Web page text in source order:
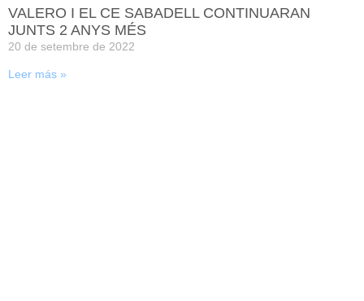
VALERO I EL CE SABADELL CONTINUARAN
JUNTS 2 ANYS MÉS
20 de setembre de 2022
Leer más »